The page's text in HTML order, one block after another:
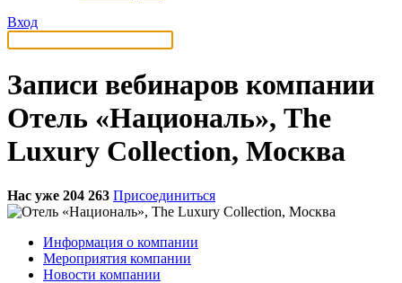
Вход
Записи вебинаров компании
Отель «Националь», The
Luxury Collection, Москва
Нас уже 204 263 Присоединиться
Информация о компании
Мероприятия компании
Новости компании